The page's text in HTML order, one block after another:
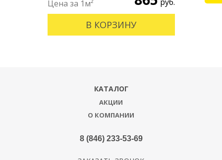
В КОРЗИНУ
КАТАЛОГ
АКЦИИ
О КОМПАНИИ
8 (846) 233-53-69